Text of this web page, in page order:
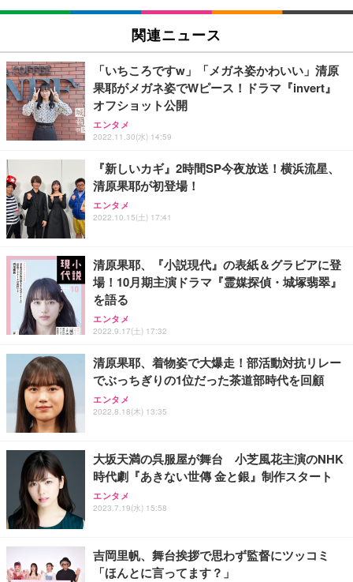
SIHOO B100 オフィスチェア／デスクチェア メッシ
ュチェア 人間工学 疲れない ブラック
￥27,999
Sezlife オフィスチェア デスクチェア 疲れない テレ
ワーク チェア 強化バックレスト 30度ロッキング機
能 人間工学 椅子 腰サポート 90度跳ね上げ式アーム
レスト 3Dヘッドレスト ハンガー付き 高反発クッシ
務用 おしゃれ パソコンチェア (ブラック)
Sezlife オフィスチェア デスクチェア 疲れない テレ
ワーク チェア 強化バックレスト 30度ロッキング機
能 人間工学 椅子 腰サポート 90度跳ね上げ式アーム
務用 おしゃれ パソコンチェア (ホワイト)
ANDWINT オフィスチェア デスクチェア 肘なし メ
ッシュ 通気性 ランバーサポート付き 腰サポート ガ
ス圧無段階昇降 360度回転 キャスター付き コンパク
ト 幅52×奥行58.5×高さ84～96cm テレワーク 在宅
￥4,139
EIZO ビジネス向けプレミアムモニター | FlexScan
￥109,572
【純正品】27"ゲーミングモニター DualSense 充電
フック付き（CFI-ZDM1J）
￥49,979
【整備済み品】Dell E2724HS 27インチ 液晶モニタ
ー フルHD（1920×1080）VA 非光沢 HDMI/DisplayP
ort/VGA スピーカー内蔵 高さ調整 スイベル VESA対
【MiniLED/24.5inch/280Hz/FHD】GRAPHT THE S
HOOTER Gaming Monitor 24” Essential ゲーミン
グモニター QD 24.5インチ 1ms FHD 量子ドット 残
像低減 (3年保証 | 輝点保証 | 日本メーカー)
￥34,980
Amazonベーシック ペットシーツ 厚型 ワイド 42枚
x2袋(84枚) ホワイト(吸収面:ライトブルー)
￥3,234
ネオ・ルーライフ ネオ・オムツ L 中型犬用 26枚入
り 単品
￥1,800
Smart Basic(スマートベーシック) 【Amazon.co.jp
限定】 Smart Basic アイリスオーヤマ ペットシーツ
超厚型 お徳用 ワイド 100枚入 (x 1) (ケース販売)
アイリスオーヤマ ペットシーツ 超厚型 お徳用 レギ
ュラー 200枚入【Amazon.co.jp限定】
￥3,731
関連ニュース
「いちころですw」「メガネ姿かわいい」清原
果耶がメガネ姿でWピース！ドラマ『invert』
オフショット公開
エンタメ
2022.11.30(水) 14:59
『新しいカギ』2時間SP今夜放送！横浜流星、
清原果耶が初登場！
エンタメ
2022.10.15(土) 17:41
清原果耶、『小説現代』の表紙＆グラビアに登
場！10月期主演ドラマ『霊媒探偵・城塚翡翠』
を語る
エンタメ
2022.9.17(土) 17:32
清原果耶、着物姿で大爆走！部活動対抗リレー
でぶっちぎりの1位だった茶道部時代を回顧
エンタメ
2022.8.18(木) 13:35
大坂天満の呉服屋が舞台 小芝風花主演のNHK
時代劇『あきない世傳 金と銀』制作スタート
エンタメ
2023.7.19(水) 15:58
吉岡里帆、舞台挨拶で思わず監督にツッコミ
「ほんとに言ってます？」